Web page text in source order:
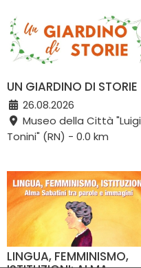
UN GIARDINO DI STORIE
26.08.2026
Museo della Città "Luigi
Tonini" (RN) - 0.0 km
LINGUA, FEMMINISMO,